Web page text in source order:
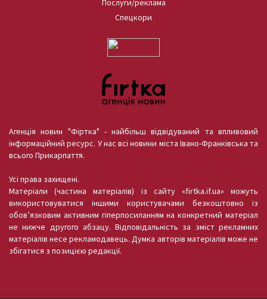
Послуги/реклама
Спецкори
Агенція новин "Фіртка" - найбільш відвідуваний та впливовий
інформаційний ресурс. У нас всі новини міста Івано-Франківська та
всього Прикарпаття.
Усі права захищені.
Матеріали (частина матеріалів) із сайту «firtka.if.ua» можуть
використовуватися іншими користувачами безкоштовно із
обов’язковим активним гіперпосиланням на конкретний матеріал
не нижче другого абзацу. Відповідальність за зміст рекламних
матеріалів несе рекламодавець. Думка авторів матеріалів може не
збігатися з позицією редакції.